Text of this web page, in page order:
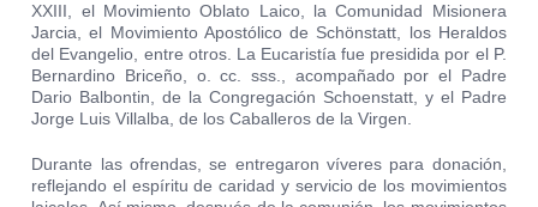
XXIII, el Movimiento Oblato Laico, la Comunidad Misionera
Jarcia, el Movimiento Apostólico de Schönstatt, los Heraldos
del Evangelio, entre otros. La Eucaristía fue presidida por el P.
Bernardino Briceño, o. cc. sss., acompañado por el Padre
Dario Balbontin, de la Congregación Schoenstatt, y el Padre
Jorge Luis Villalba, de los Caballeros de la Virgen.
Durante las ofrendas, se entregaron víveres para donación,
reflejando el espíritu de caridad y servicio de los movimientos